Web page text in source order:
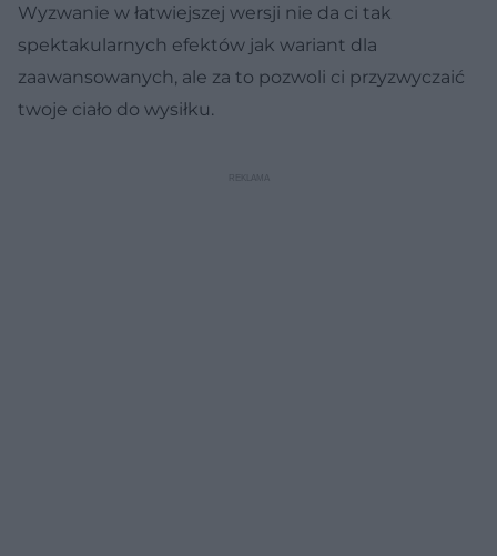
Wyzwanie w łatwiejszej wersji nie da ci tak
spektakularnych efektów jak wariant dla
zaawansowanych, ale za to pozwoli ci przyzwyczaić
twoje ciało do wysiłku.